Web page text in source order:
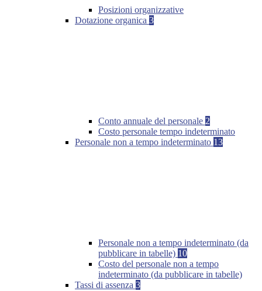
Posizioni organizzative
Dotazione organica 3
Conto annuale del personale 2
Costo personale tempo indeterminato
Personale non a tempo indeterminato 13
Personale non a tempo indeterminato (da
pubblicare in tabelle) 10
Costo del personale non a tempo
indeterminato (da pubblicare in tabelle)
Tassi di assenza 3